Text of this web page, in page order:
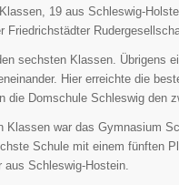
19 aus Schleswig-
Friedrichstädter
sechsten Klassen. Übrigens
Hier erreichte die
die Domschule Schleswig den
Klassen war das Gymnasium
Schule mit einem fünften
Schleswig-Hostein.